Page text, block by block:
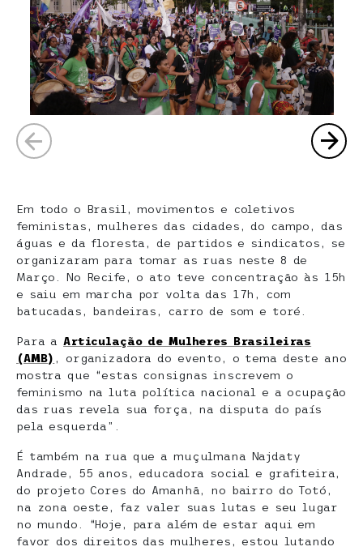
Em todo o Brasil, movimentos e coletivos
feministas, mulheres das cidades, do campo, das
águas e da floresta, de partidos e sindicatos, se
organizaram para tomar as ruas neste 8 de
Março. No Recife, o ato teve concentração às 15h
e saiu em marcha por volta das 17h, com
batucadas, bandeiras, carro de som e toré.
Para aArticulação de Mulheres Brasileiras
(AMB) , organizadora do evento, o tema deste ano
mostra que “estas consignas inscrevem o
feminismo na luta política nacional e a ocupação
das ruas revela sua força, na disputa do país
pela esquerda”.
É também na rua que a muçulmana Najdaty
Andrade, 55 anos, educadora social e grafiteira,
do projeto Cores do Amanhã, no bairro do Totó,
na zona oeste, faz valer suas lutas e seu lugar
no mundo. “Hoje, para além de estar aqui em
favor dos direitos das mulheres, estou lutando